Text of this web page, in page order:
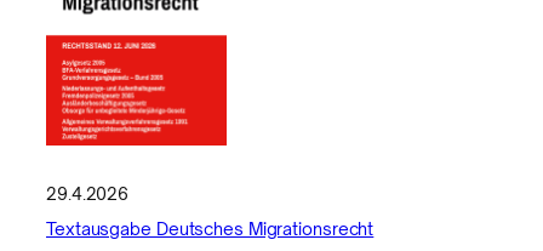
29.4.2026
Textausgabe Deutsches Migrationsrecht